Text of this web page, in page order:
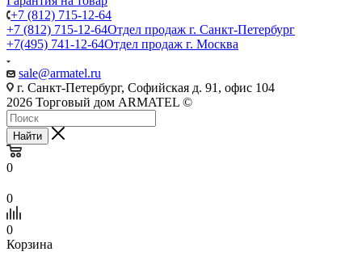
+7 (812) 715-12-64
+7 (812) 715-12-64Отдел продаж г. Санкт-Петербург
+7(495) 741-12-64Отдел продаж г. Москва
sale@armatel.ru
г. Санкт-Петербург, Софийская д. 91, офис 104
2026 Торговый дом ARMATEL ©
Найти
0
0
0
Корзина